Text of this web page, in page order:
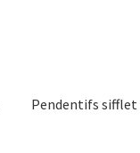
Pendentifs